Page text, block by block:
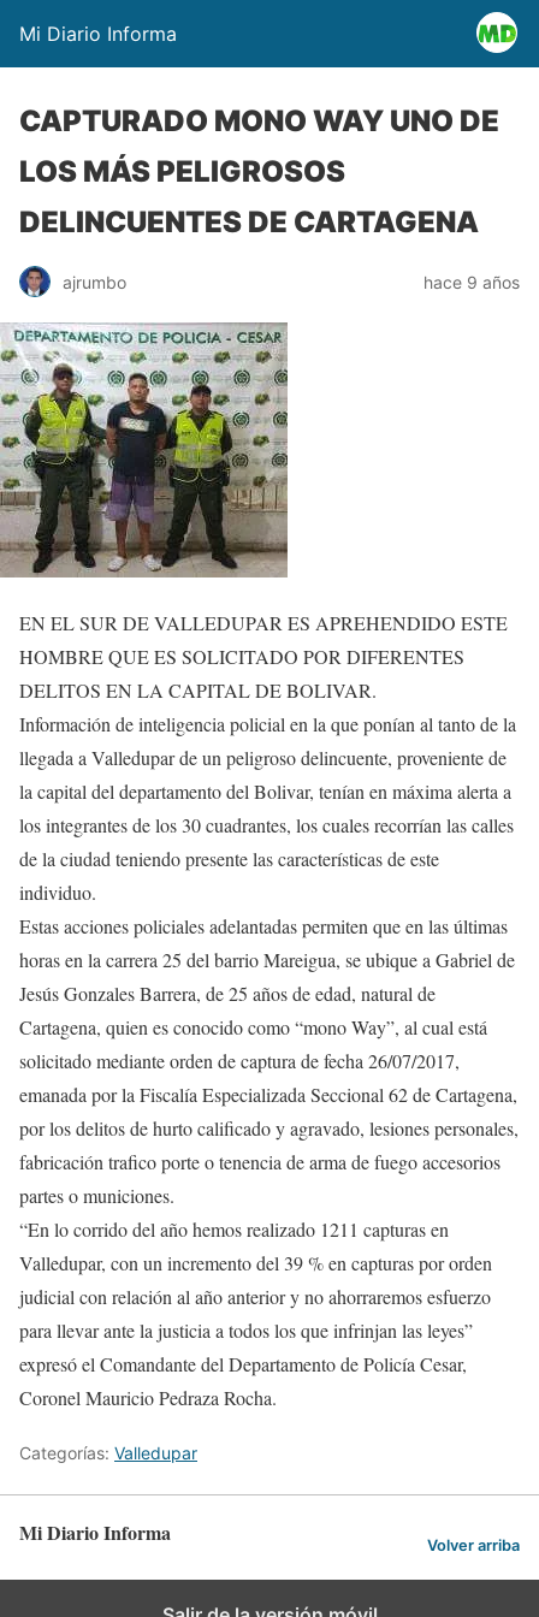
Mi Diario Informa
CAPTURADO MONO WAY UNO DE
LOS MÁS PELIGROSOS
DELINCUENTES DE CARTAGENA
ajrumbo hace 9 años
EN EL SUR DE VALLEDUPAR ES APREHENDIDO ESTE
HOMBRE QUE ES SOLICITADO POR DIFERENTES
DELITOS EN LA CAPITAL DE BOLIVAR.
Información de inteligencia policial en la que ponían al tanto de la
llegada a Valledupar de un peligroso delincuente, proveniente de
la capital del departamento del Bolivar, tenían en máxima alerta a
los integrantes de los 30 cuadrantes, los cuales recorrían las calles
de la ciudad teniendo presente las características de este
individuo.
Estas acciones policiales adelantadas permiten que en las últimas
horas en la carrera 25 del barrio Mareigua, se ubique a Gabriel de
Jesús Gonzales Barrera, de 25 años de edad, natural de
Cartagena, quien es conocido como “mono Way”, al cual está
solicitado mediante orden de captura de fecha 26/07/2017,
emanada por la Fiscalía Especializada Seccional 62 de Cartagena,
por los delitos de hurto calificado y agravado, lesiones personales,
fabricación trafico porte o tenencia de arma de fuego accesorios
partes o municiones.
“En lo corrido del año hemos realizado 1211 capturas en
Valledupar, con un incremento del 39 % en capturas por orden
judicial con relación al año anterior y no ahorraremos esfuerzo
para llevar ante la justicia a todos los que infrinjan las leyes”
expresó el Comandante del Departamento de Policía Cesar,
Coronel Mauricio Pedraza Rocha.
Categorías: Valledupar
Mi Diario Informa Volver arriba